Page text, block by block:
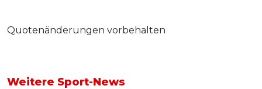
Quotenänderungen vorbehalten
Weitere Sport-News